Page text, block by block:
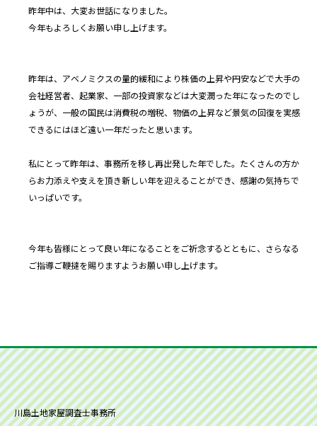
昨年中は、大変お世話になりました。
今年もよろしくお願い申し上げます。
昨年は、アベノミクスの量的緩和により株価の上昇や円安などで大手の
会社経営者、起業家、一部の投資家などは大変潤った年になったのでし
ょうが、一般の国民は消費税の増税、物価の上昇など景気の回復を実感
できるにはほど遠い一年だったと思います。
私にとって昨年は、事務所を移し再出発した年でした。たくさんの方か
らお力添えや支えを頂き新しい年を迎えることができ、感謝の気持ちで
いっぱいです。
今年も皆様にとって良い年になることをご祈念するとともに、さらなる
ご指導ご鞭撻を賜りますようお願い申し上げます。
川島土地家屋調査士事務所